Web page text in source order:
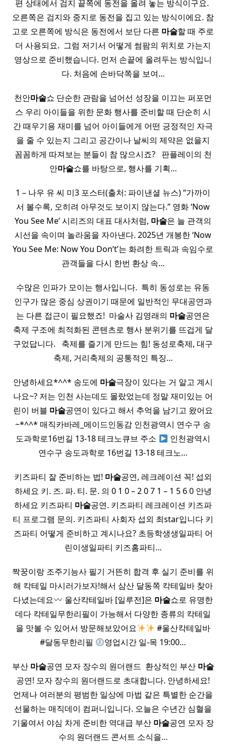
편 상태에서 검지 끝쪽에 동전을 올려 놓는 방식이구요. ​
오른쪽은 검지와 중지로 동전을 집고 있는 방식이에요. 참
고로 오른쪽에 방식은 동전에서 보단 다른 마술할 때 주로
더 사용되요. ​ 그럼 저기서 어떻게 썸팜의 위치로 가는지
영상으로 준비했습니다. 먼저 손끝에 올려두는 방식입니
다. 처음에 손바닥쪽을 보여…
천안마술쇼 단순한 관람을 넘어선 성장을 이끄는 퍼포먼
스 우리 아이들을 위한 문화 행사를 준비할 때 단순히 시
간 때우기용 재미를 넘어 아이들에게 어떤 긍정적인 자극
을 줄 수 있는지 그리고 공간이나 날씨의 제약은 없을지
꼼꼼하게 따져보는 분들이 참 많으시죠? ​ ​ 판플레이의 천
안마술쇼를 바탕으로, 행사를 기획…
1 – 나우 유 씨 미3 포스터(출처: 파이낸셜 뉴스) “가까이
서 볼수록, 오히려 아무것도 보이지 않는다.” 영화 ‘Now
You See Me’ 시리즈의 대표 대사처럼, 마술은 늘 관객의
시선을 속이며 놀라움을 자아낸다. 2025년 개봉한 ‘Now
You See Me: Now You Don’t’는 화려한 트릭과 속임수로
관객들을 다시 한번 환상 속…
수많은 인파가 모이는 행사입니다. ​ 특히 동성로는 유동
인구가 많은 중심 상권이기 때문에 일반적인 무대공연과
는 다른 접근이 필요했죠! ​ 마술사 김영래의 마술공연은
축제 구조에 최적화된 콘텐츠로 행사 분위기를 뜨겁게 달
구었답니다. ​ ​ 축제를 즐기게 만드는 힘! 동성로축제, 대구
축제, 거리축제의 공통적인 특징…
안녕하세요*^^* 송도에 마술극장이 있다는 거 알고 계시
나요~? 저는 인천 사는데도 몰랐었는데 정말 재미있는 어
린이 버블 마술공연이 있다고 해서 추억을 남기고 왔어요
~*^^* 매직카바레_메이드인동감 인천광역시 연수구 송
도과학로16번길 13-18 테크노큐브 주소
인천광역시
연수구 송도과학로 16번길 13-18 테크노…
키즈파티 잘 준비하는 법! 마술공연, 레크레이션 꼭! 섭외
하세요 키. 즈. 파. 티. 문. 의 0 1 0 – 2 0 7 1 – 1 5 6 0 안녕
하세요 키즈파티 마술공연. 키즈파티 레크레이션 키즈파
티 프로그램 문의. 키즈파티 사회자 섭외 최star입니다 키
즈파티 어떻게 준비하고 계시나요? 초등학생생일파티 어
린이생일파티 키즈홈파티…
짝꿍이랑 조주기능사 필기 거뜬히 합격 후 실기 준비를 위
해 칵테일 마시러가보자!해서 삼산 달동쪽 칵테일바 찾아
다녔는데요
울산칵테일바 [일루전]은 마술쇼로 유명한
데다 칵테일무한리필이 가능해서 다양한 종류의 칵테일
을 맛볼 수 있어서 방문해보았어요
#울산칵테일바
#달동무한리필
영업시간 일-목 19:00…
부산 마술공연 모자 장수의 원더랜드 ​ 환상적인 부산 마술
공연! 모자 장수의 원더랜드로 초대합니다. 안녕하세요!
언제나 여러분의 평범한 일상에 마법 같은 특별한 순간을
선물하는 매직데이 컴퍼니입니다. 오늘은 수년간 심혈을
기울여서 야심 차게 준비한 역대급 부산 마술공연 모자 장
수의 원더랜드 콘서트 소식을…